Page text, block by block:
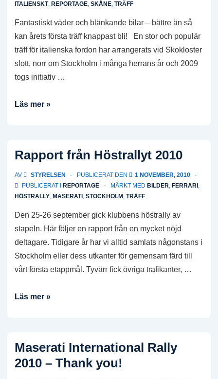
ITALIENSKT, REPORTAGE, SKÅNE, TRÄFF
Fantastiskt väder och blänkande bilar – bättre än så
kan årets första träff knappast bli! En stor och populär
träff för italienska fordon har arrangerats vid Skokloster
slott, norr om Stockholm i många herrans år och 2009
togs initiativ …
1
Krapperups
slott
i
Skåne
Läs mer »
Rapport från Höstrallyt 2010
AV STYRELSEN PUBLICERAT DEN
1 NOVEMBER, 2010
PUBLICERAT I
REPORTAGE MÄRKT MED BILDER, FERRARI ,
HÖSTRALLY, MASERATI , STOCKHOLM , TRÄFF
Den 25-26 september gick klubbens höstrally av
stapeln. Här följer en rapport från en mycket nöjd
deltagare. Tidigare år har vi alltid samlats någonstans i
Stockholm eller dess utkanter för gemensam färd till
vårt första etappmål. Tyvärr fick övriga trafikanter, …
Rapport
Läs mer »
Maserati International Rally
2010 – Thank you!